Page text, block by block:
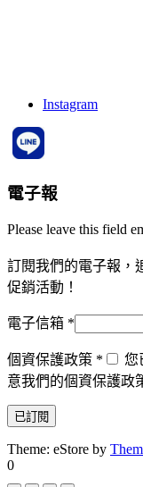
Instagram
電子報
Please leave this field
訂閱我們的電子報，
促銷活動！
電子信箱 *
個資保護政策 *
您
意我們的個資保護政
Theme: eStore by
0